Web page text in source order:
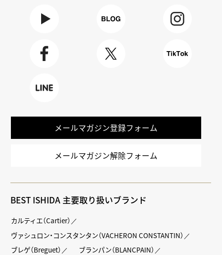
メールマガジン登録フォーム
メールマガジン解除フォーム
BEST ISHIDA 主要取り扱いブランド
カルティエ（Cartier）
ヴァシュロン・コンスタンタン（VACHERON CONSTANTIN）
ブレゲ（Breguet）
ブランパン（BLANCPAIN）